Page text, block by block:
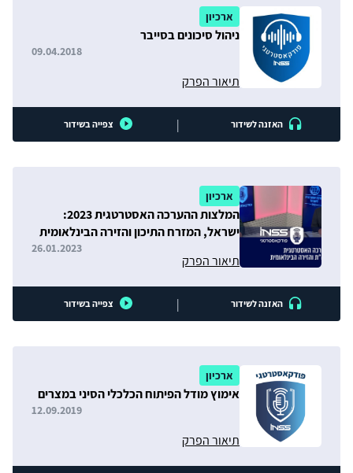
ארכיון
ניהול סיכונים בסייבר
תיאור הפרק
09.04.2018
האזנה לשידור | צפייה בשידור
ארכיון
המלצות ההערכה האסטרטגית 2023:
ישראל, המזרח התיכון והזירה הבינלאומית
תיאור הפרק
26.01.2023
האזנה לשידור | צפייה בשידור
ארכיון
אימוץ מודל הפיתוח הכלכלי הסיני במצרים
תיאור הפרק
12.09.2019